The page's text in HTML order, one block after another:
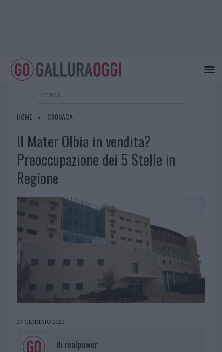
HOME CRONACA
Il Mater Olbia in vendita?
Preoccupazione dei 5 Stelle in
Regione
27 GENNAIO 2020
di realpower